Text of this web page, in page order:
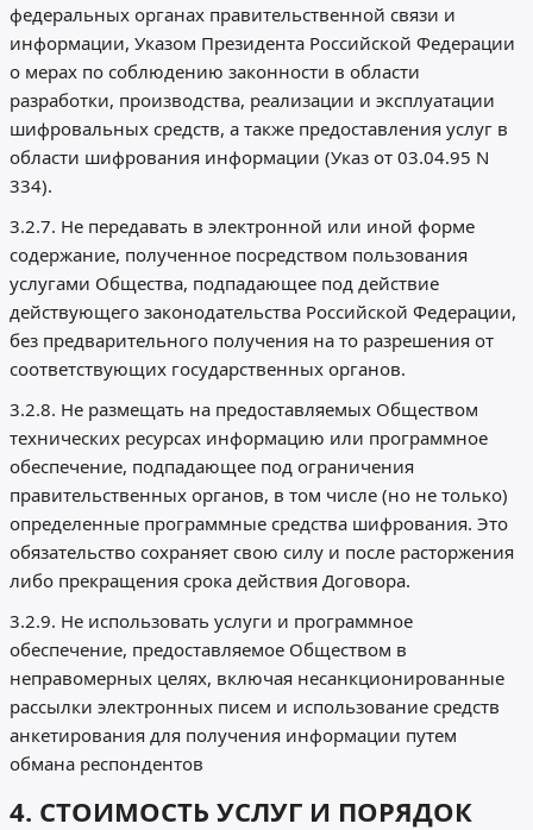
федеральных органах правительственной связи и
информации, Указом Президента Российской Федерации
о мерах по соблюдению законности в области
разработки, производства, реализации и эксплуатации
шифровальных средств, а также предоставления услуг в
области шифрования информации (Указ от 03.04.95 N
334).
3.2.7. Не передавать в электронной или иной форме
содержание, полученное посредством пользования
услугами Общества, подпадающее под действие
действующего законодательства Российской Федерации,
без предварительного получения на то разрешения от
соответствующих государственных органов.
3.2.8. Не размещать на предоставляемых Обществом
технических ресурсах информацию или программное
обеспечение, подпадающее под ограничения
правительственных органов, в том числе (но не только)
определенные программные средства шифрования. Это
обязательство сохраняет свою силу и после расторжения
либо прекращения срока действия Договора.
3.2.9. Не использовать услуги и программное
обеспечение, предоставляемое Обществом в
неправомерных целях, включая несанкционированные
рассылки электронных писем и использование средств
анкетирования для получения информации путем
обмана респондентов
4. СТОИМОСТЬ УСЛУГ И ПОРЯДОК